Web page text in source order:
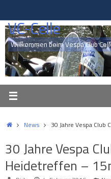
springen
VC-Celle
Willkommen beim Vespa Club
StartNews 30 Jahre Vespa
30 Jahre Vespa
Heidetreffen –